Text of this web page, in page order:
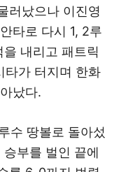
러났으나 이진영
타로 다시 1, 2루
내리고 패트릭
타가 터지며 한화
났다.
수 땅볼로 돌아섰
부를 벌인 끝에